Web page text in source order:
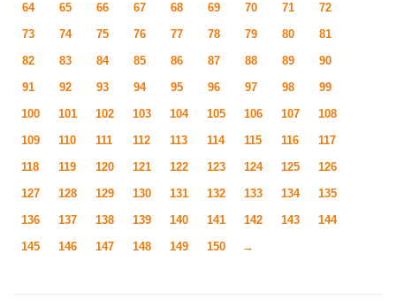
64
65 66 67 68 69 70 71
72
73
74 75 76 77 78 79 80
81
82
83 84 85 86 87 88 89
90
91
92 93 94 95 96 97 98
99
100
101 102 103 104 105 106 107
108
109
110 111 112 113 114 115 116
117
118
119 120 121 122 123 124 125
126
127
128 129 130 131 132 133 134
135
136
137 138 139 140 141 142 143
144
145
146 147 148 149 150 →